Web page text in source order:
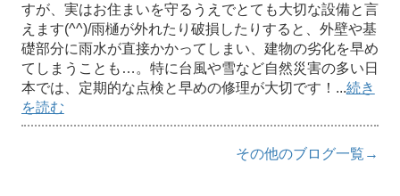
すが、実はお住まいを守るうえでとても大切な設備と言
えます(^^)/雨樋が外れたり破損したりすると、外壁や基
礎部分に雨水が直接かかってしまい、建物の劣化を早め
てしまうことも…。特に台風や雪など自然災害の多い日
本では、定期的な点検と早めの修理が大切です！...続き
を読む
その他のブログ一覧→